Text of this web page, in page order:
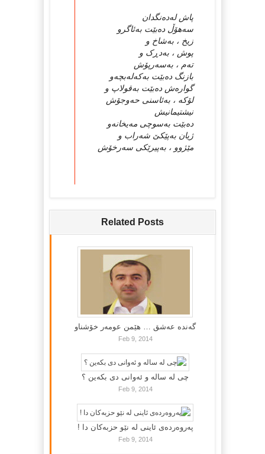
پاش له‌ده‌نگدان
سه‌هۆڵ ده‌بێت به‌ئاگرو
زیخ ، به‌شاخ و
پوش ، به‌دڕک و
ته‌م ، به‌سه‌رپۆش
بازنگ ده‌بێت به‌که‌له‌بچه‌و
گواره‌ش ده‌بێت به‌قولاپ و
لۆکه‌ ، به‌ئاسنی حه‌وجۆش
نیشتیمانیش
ده‌بێت به‌سوچی مه‌یخانه‌و
ژیان به‌پێکێ شه‌راب و
مێژوو ، به‌پیرێکی سه‌رخۆش
Related Posts
گه‌نده‌ عه‌شق … هێمن عومه‌ر خۆشناو
Feb 9, 2014
چی لە سالە و ئەوانی دی بكەین ؟
Feb 9, 2014
پەروەردەی ئاینی لە نێو حزبەکان دا !
Feb 9, 2014